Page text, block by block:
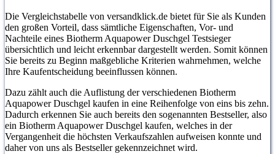
Die Vergleichstabelle von versandklick.de bietet für Sie als Kunden
den großen Vorteil, dass sämtliche Eigenschaften, Vor- und
Nachteile eines Biotherm Aquapower Duschgel Testsieger
übersichtlich und leicht erkennbar dargestellt werden. Somit können
Sie bereits zu Beginn maßgebliche Kriterien wahrnehmen, welche
Ihre Kaufentscheidung beeinflussen können.
Dazu zählt auch die Auflistung der verschiedenen Biotherm
Aquapower Duschgel kaufen in eine Reihenfolge von eins bis zehn.
Dadurch erkennen Sie auch bereits den sogenannten Bestseller, also
ein Biotherm Aquapower Duschgel kaufen, welches in der
Vergangenheit die höchsten Verkaufszahlen aufweisen konnte und
daher von uns als Bestseller gekennzeichnet wird.